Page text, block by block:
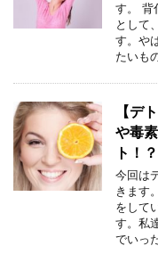
す。 背
として
す。や
たいも
【デ
や毒
ト！？
今回は
きます
をして
す。私
でいっ